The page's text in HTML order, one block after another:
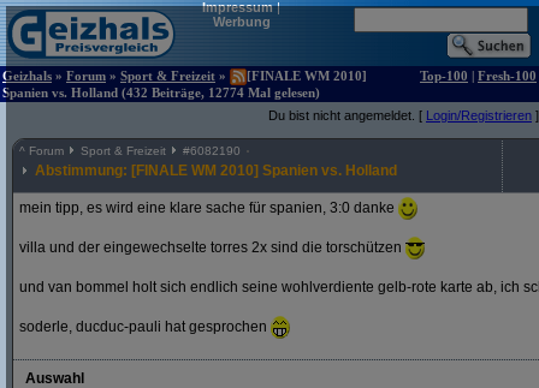
Impressum|
Werbung
Geizhals » Forum » Sport & Freizeit »
[FINALE WM 2010]
Spanien vs. Holland (432 Beiträge, 12774 Mal gelesen)
Top-100 | Fresh-100
Du bist nicht angemeldet. [ Login/Registrieren ]
^ Forum Sport & Freizeit #6082190
Abstimmung: [FINALE WM 2010] Spanien vs. Holland
mein tipp, es wird eine klare sache für spanien, 3:0 danke
villa und der eingewechselte torres 2x sind die torschützen
und van bommel holt sich endlich seine wohlverdiente gelb-rote karte ab, ich
soderle, ducduc-pauli hat gesprochen
Auswahl